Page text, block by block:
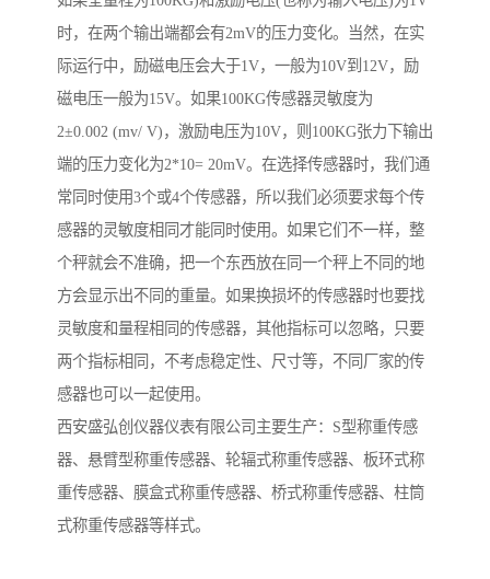
时，在两个输出端都会有2mV的压力变化。当然，在实
际运行中，励磁电压会大于1V，一般为10V到12V，励
磁电压一般为15V。如果100KG传感器灵敏度为
2±0.002 (mv/ V)，激励电压为10V，则100KG张力下输出
端的压力变化为2*10= 20mV。在选择传感器时，我们通
常同时使用3个或4个传感器，所以我们必须要求每个传
感器的灵敏度相同才能同时使用。如果它们不一样，整
个秤就会不准确，把一个东西放在同一个秤上不同的地
方会显示出不同的重量。如果换损坏的传感器时也要找
灵敏度和量程相同的传感器，其他指标可以忽略，只要
两个指标相同，不考虑稳定性、尺寸等，不同厂家的传
感器也可以一起使用。
西安盛弘创仪器仪表有限公司主要生产：S型称重传感
器、悬臂型称重传感器、轮辐式称重传感器、板环式称
重传感器、膜盒式称重传感器、桥式称重传感器、柱筒
式称重传感器等样式。